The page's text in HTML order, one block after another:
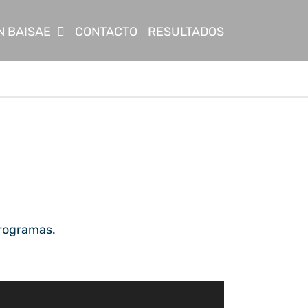
BAISAE CONTACTO RESULTADOS